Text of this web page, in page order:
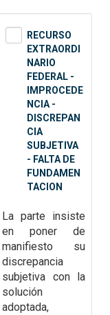
RECURSO
EXTRAORDI
NARIO
FEDERAL -
IMPROCEDE
NCIA -
DISCREPAN
CIA
SUBJETIVA
- FALTA DE
FUNDAMEN
TACION
La parte insiste
en poner de
manifiesto su
discrepancia
subjetiva con la
solución
adoptada,